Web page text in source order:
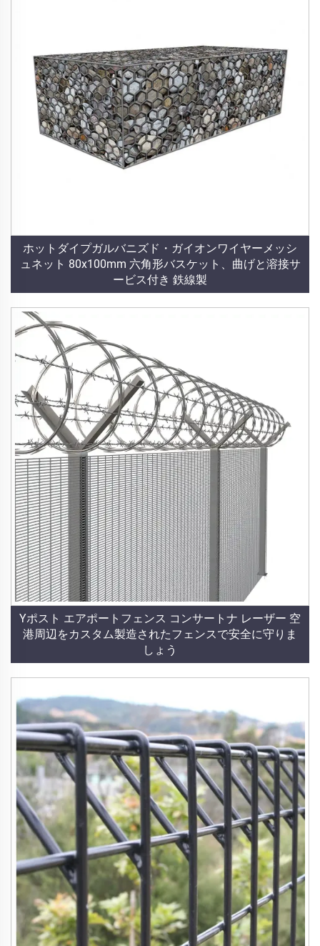
ホットダイプガルバニズド・ガイオンワイヤーメッシ
ュネット 80x100mm 六角形バスケット、曲げと溶接サ
ービス付き 鉄線製
Yポスト エアポートフェンス コンサートナ レーザー 空
港周辺をカスタム製造されたフェンスで安全に守りま
しょう